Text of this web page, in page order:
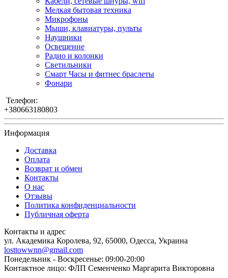
Мелкая бытовая техника
Микрофоны
Мыши, клавиатуры, пульты
Наушники
Освещение
Радио и колонки
Светильники
Смарт Часы и фитнес браслеты
Фонари
Телефон:
+380663180803
Информация
Доставка
Оплата
Возврат и обмен
Контакты
О нас
Отзывы
Политика конфиденциальности
Публичная оферта
Контакты и адрес
ул. Академика Королева, 92, 65000, Одесса, Украина
losttowwnn@gmail.com
Понедельник - Воскресенье: 09:00-20:00
Контактное лицо: ФЛП Семенченко Маргарита Викторовна